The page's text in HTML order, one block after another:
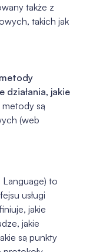
także z
takich jak
działania, jakie
metody są
(web
to
usługi
jakie
jakie
są punkty